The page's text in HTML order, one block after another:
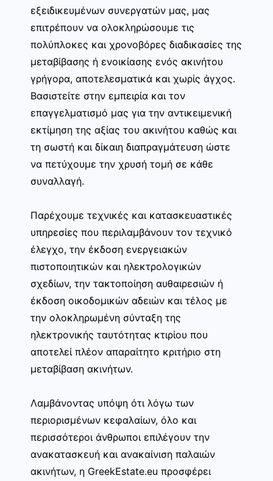
εξειδικευμένων συνεργατών μας, μας
επιτρέπουν να ολοκληρώσουμε τις
πολύπλοκες και χρονοβόρες διαδικασίες της
μεταβίβασης ή ενοικίασης ενός ακινήτου
γρήγορα, αποτελεσματικά και χωρίς άγχος.
Βασιστείτε στην εμπειρία και τον
επαγγελματισμό μας για την αντικειμενική
εκτίμηση της αξίας του ακινήτου καθώς και
τη σωστή και δίκαιη διαπραγμάτευση ώστε
να πετύχουμε την χρυσή τομή σε κάθε
συναλλαγή.
Παρέχουμε τεχνικές και κατασκευαστικές
υπηρεσίες που περιλαμβάνουν τον τεχνικό
έλεγχο, την έκδοση ενεργειακών
πιστοποιητικών και ηλεκτρολογικών
σχεδίων, την τακτοποίηση αυθαιρεσιών ή
έκδοση οικοδομικών αδειών και τέλος με
την ολοκληρωμένη σύνταξη της
ηλεκτρονικής ταυτότητας κτιρίου που
αποτελεί πλέον απαραίτητο κριτήριο στη
μεταβίβαση ακινήτων.
Λαμβάνοντας υπόψη ότι λόγω των
περιορισμένων κεφαλαίων, όλο και
περισσότεροι άνθρωποι επιλέγουν την
ανακατασκευή και ανακαίνιση παλαιών
ακινήτων, η GreekEstate.eu προσφέρει